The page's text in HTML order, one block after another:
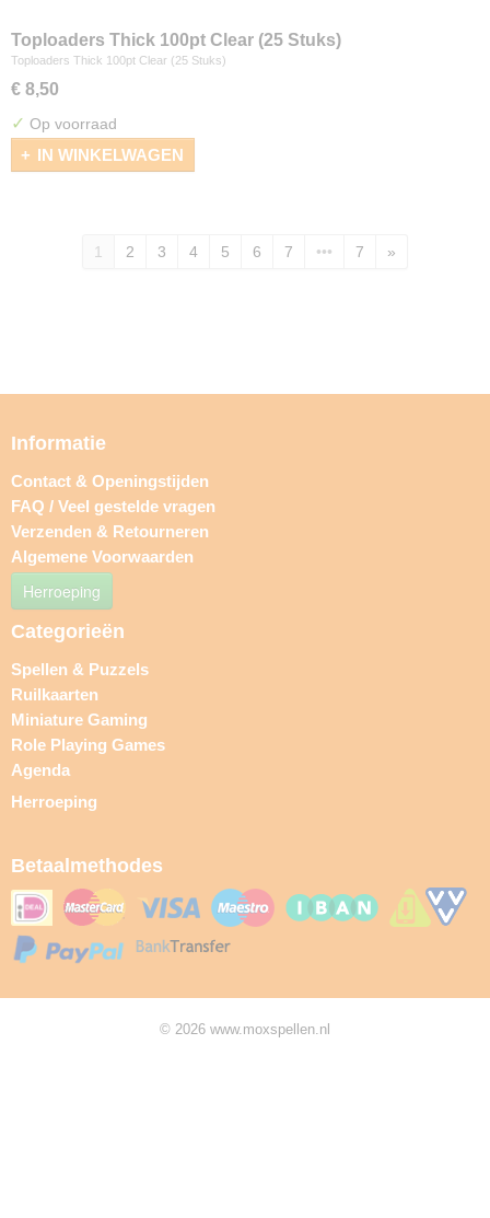
Toploaders Thick 100pt Clear (25 Stuks)
Toploaders Thick 100pt Clear (25 Stuks)
€ 8,50
✓ Op voorraad
IN WINKELWAGEN
1 2 3 4 5 6 7 ••• 7 »
Informatie
Contact & Openingstijden
FAQ / Veel gestelde vragen
Verzenden & Retourneren
Algemene Voorwaarden
Herroeping
Categorieën
Spellen & Puzzels
Ruilkaarten
Miniature Gaming
Role Playing Games
Agenda
Herroeping
Betaalmethodes
© 2026 www.moxspellen.nl